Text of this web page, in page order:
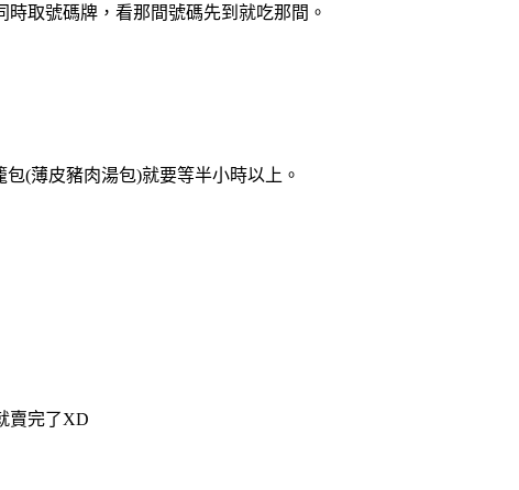
取號碼牌，看那間號碼先到就吃那間。
(薄皮豬肉湯包)就要等半小時以上。
賣完了XD